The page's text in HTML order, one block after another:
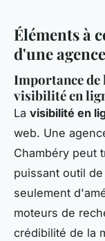
Éléments à
d'une agence
Importance de
visibilité en
La visibilité en
web. Une
Chambéry peut
puissant outil
seulement
moteurs de
crédibilité de la